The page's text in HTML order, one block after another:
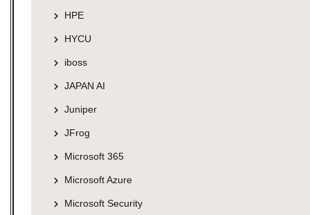
HPE
HYCU
iboss
JAPAN AI
Juniper
JFrog
Microsoft 365
Microsoft Azure
Microsoft Security